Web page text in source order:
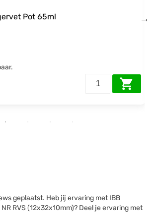
Pot 65ml
geplaatst. Heb jij ervaring met IBB
RVS (12x32x10mm)? Deel je ervaring met